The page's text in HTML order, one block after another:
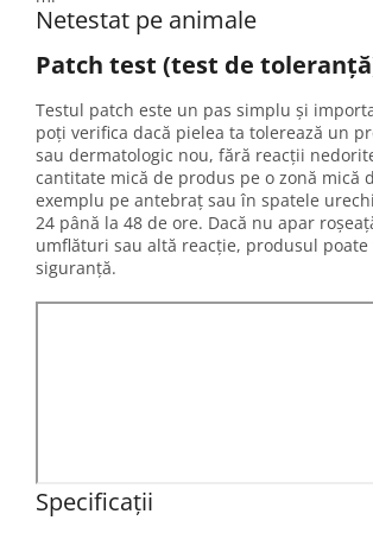
Netestat pe animale
Patch test (test de
Testul patch este un pas simplu și
poți verifica dacă pielea ta tolerează un
sau dermatologic nou, fără reacții
cantitate mică de produs pe o zonă mică
exemplu pe antebraț sau în spatele
24 până la 48 de ore. Dacă nu apar
umflături sau altă reacție, produsul
siguranță.
Specificații